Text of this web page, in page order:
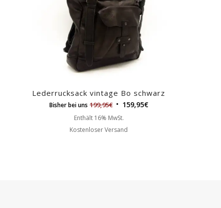
Lederrucksack vintage Bo schwarz
Bisher bei uns 199,95€ 159,95€
Enthält 16% MwSt.
Kostenloser Versand